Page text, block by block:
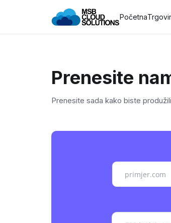
Početna
Prenesite
Prenesite sada kako biste